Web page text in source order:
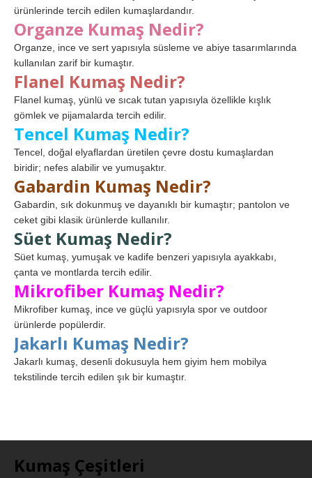
ürünlerinde tercih edilen kumaşlardandır.
Organze Kumaş Nedir?
Organze, ince ve sert yapısıyla süsleme ve abiye tasarımlarında
kullanılan zarif bir kumaştır.
Flanel Kumaş Nedir?
Flanel kumaş, yünlü ve sıcak tutan yapısıyla özellikle kışlık
gömlek ve pijamalarda tercih edilir.
Tencel Kumaş Nedir?
Tencel, doğal elyaflardan üretilen çevre dostu kumaşlardan
biridir; nefes alabilir ve yumuşaktır.
Gabardin Kumaş Nedir?
Gabardin, sık dokunmuş ve dayanıklı bir kumaştır; pantolon ve
ceket gibi klasik ürünlerde kullanılır.
Süet Kumaş Nedir?
Süet kumaş, yumuşak ve kadife benzeri yapısıyla ayakkabı,
çanta ve montlarda tercih edilir.
Mikrofiber Kumaş Nedir?
Mikrofiber kumaş, ince ve güçlü yapısıyla spor ve outdoor
ürünlerde popülerdir.
Jakarlı Kumaş Nedir?
Jakarlı kumaş, desenli dokusuyla hem giyim hem mobilya
tekstilinde tercih edilen şık bir kumaştır.
Kumaş Çeşitleri